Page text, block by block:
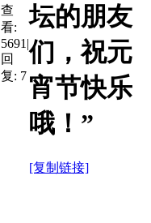
查
看:
5691 |
回
复: 7
坛的朋友
们，祝元
宵节快乐
哦！”
[复制链接]